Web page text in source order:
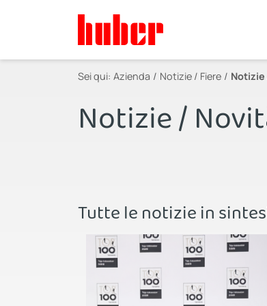
Sei qui: Azienda Notizie / Fiere
Notizie /
Tutte le notizie in